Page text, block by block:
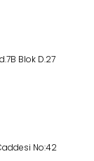
Blok D.27
No:42